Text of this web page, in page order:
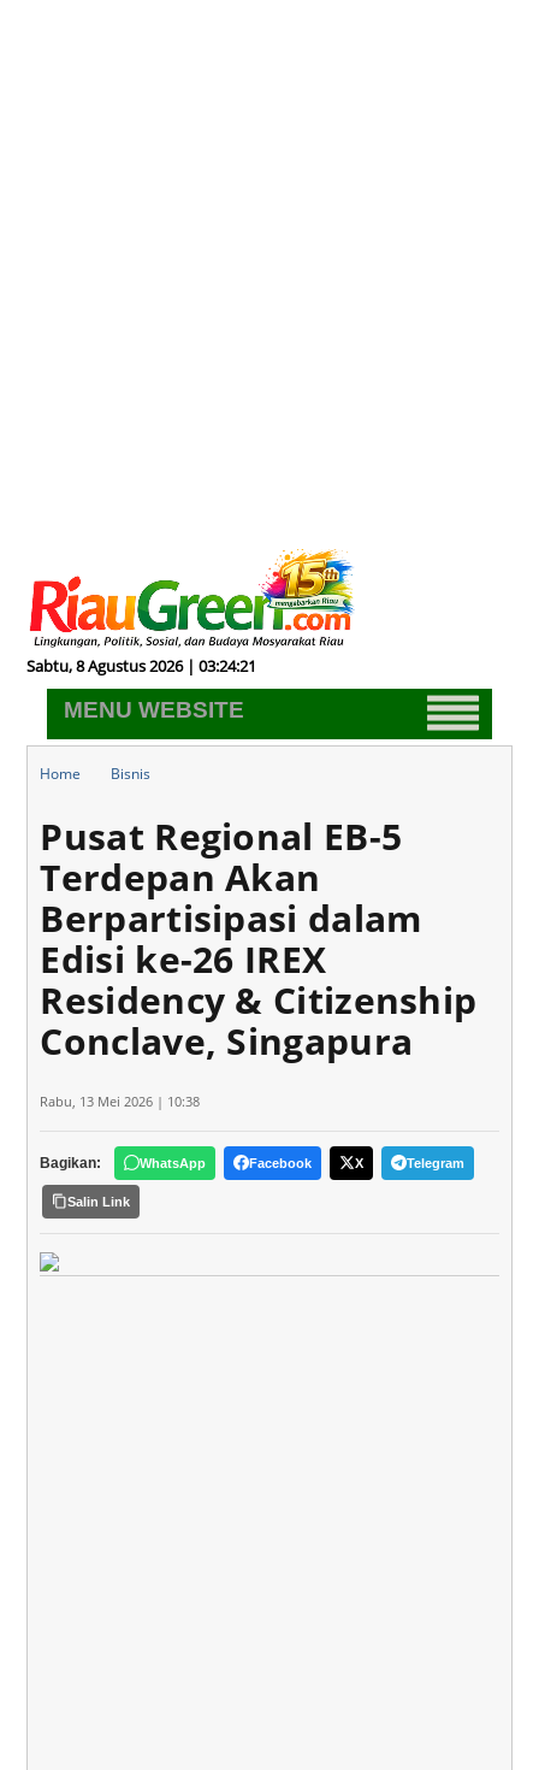
Sabtu, 8 Agustus 2026 | 03:24:22
MENU WEBSITE
Home
Bisnis
26 IREX Residency & Citizenship Conclave, Singapura
Pusat Regional EB-5
Terdepan Akan
Berpartisipasi dalam
Edisi ke-26 IREX
Residency & Citizenship
Conclave, Singapura
Rabu, 13 Mei 2026 | 10:38
Bagikan: WhatsApp Facebook X Telegram
Salin Link